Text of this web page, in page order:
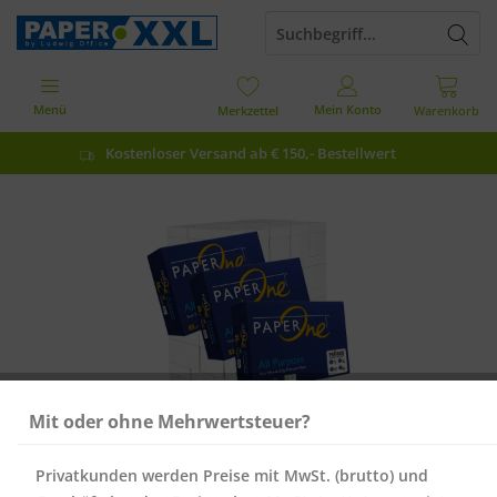
Kostenloser Versand ab € 150,- Bestellwert
Warenkorb
Merkzettel Mein Konto
Menü
Mit oder ohne Mehrwertsteuer?
Privatkunden werden Preise mit MwSt. (brutto) und